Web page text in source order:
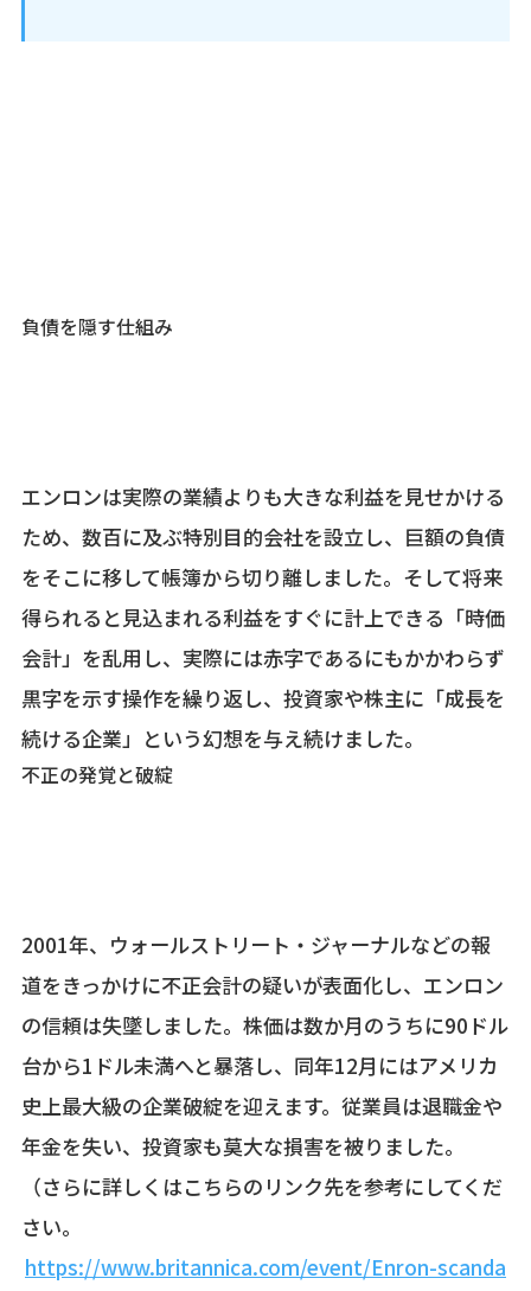
負債を隠す仕組み
エンロンは実際の業績よりも大きな利益を見せかける
ため、数百に及ぶ特別目的会社を設立し、巨額の負債
をそこに移して帳簿から切り離しました。そして将来
得られると見込まれる利益をすぐに計上できる「時価
会計」を乱用し、実際には赤字であるにもかかわらず
黒字を示す操作を繰り返し、投資家や株主に「成長を
続ける企業」という幻想を与え続けました。
不正の発覚と破綻
2001年、ウォールストリート・ジャーナルなどの報
道をきっかけに不正会計の疑いが表面化し、エンロン
の信頼は失墜しました。株価は数か月のうちに90ドル
台から1ドル未満へと暴落し、同年12月にはアメリカ
史上最大級の企業破綻を迎えます。従業員は退職金や
年金を失い、投資家も莫大な損害を被りました。
（さらに詳しくはこちらのリンク先を参考にしてくだ
さい。
https://www.britannica.com/event/Enron-scanda